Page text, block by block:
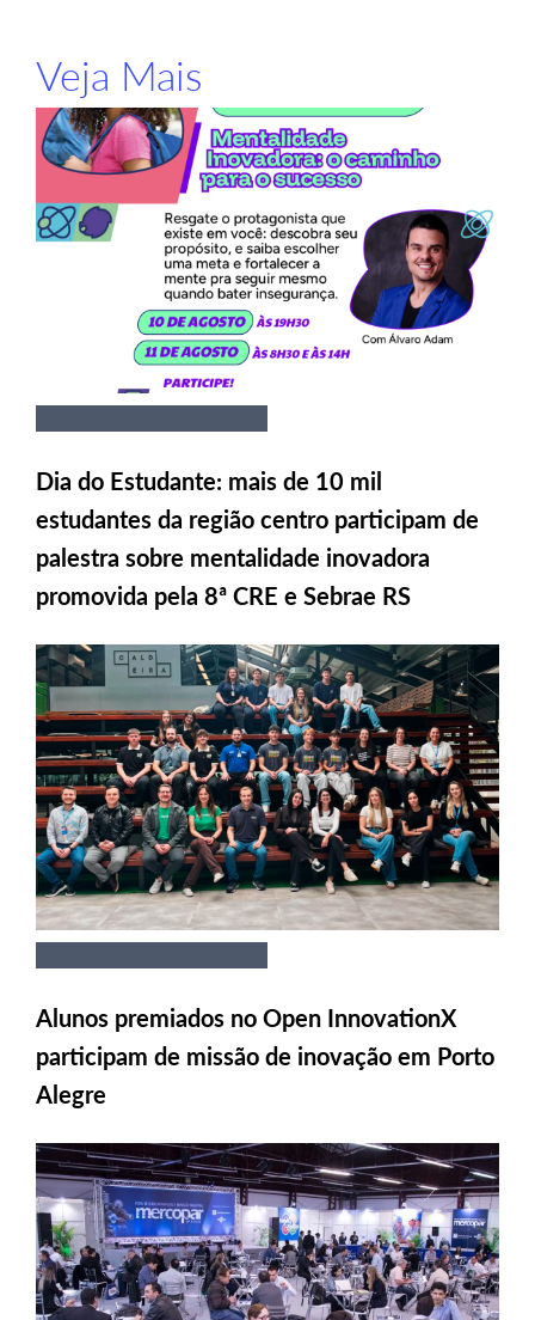
Veja Mais
Dia do Estudante: mais de 10 mil
estudantes da região centro participam de
palestra sobre mentalidade inovadora
promovida pela 8ª CRE e Sebrae RS
Alunos premiados no Open InnovationX
participam de missão de inovação em Porto
Alegre